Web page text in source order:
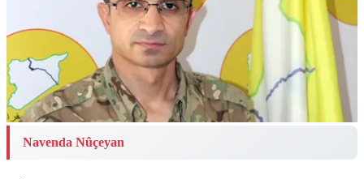
Navenda Nûçeyan